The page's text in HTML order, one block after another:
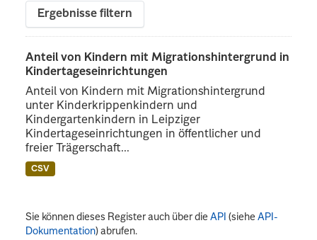
Ergebnisse filtern
Anteil von Kindern mit Migrationshintergrund in
Kindertageseinrichtungen
Anteil von Kindern mit Migrationshintergrund
unter Kinderkrippenkindern und
Kindergartenkindern in Leipziger
Kindertageseinrichtungen in öffentlicher und
freier Trägerschaft...
CSV
Sie können dieses Register auch über dieAPI (sieheAPI-
Dokumentation) abrufen.